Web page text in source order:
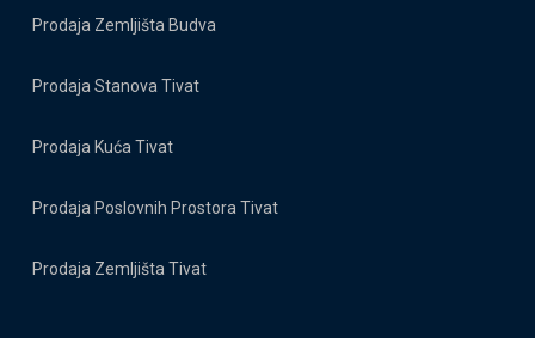
Prodaja Zemljišta Budva
Prodaja Stanova Tivat
Prodaja Kuća Tivat
Prodaja Poslovnih Prostora Tivat
Prodaja Zemljišta Tivat